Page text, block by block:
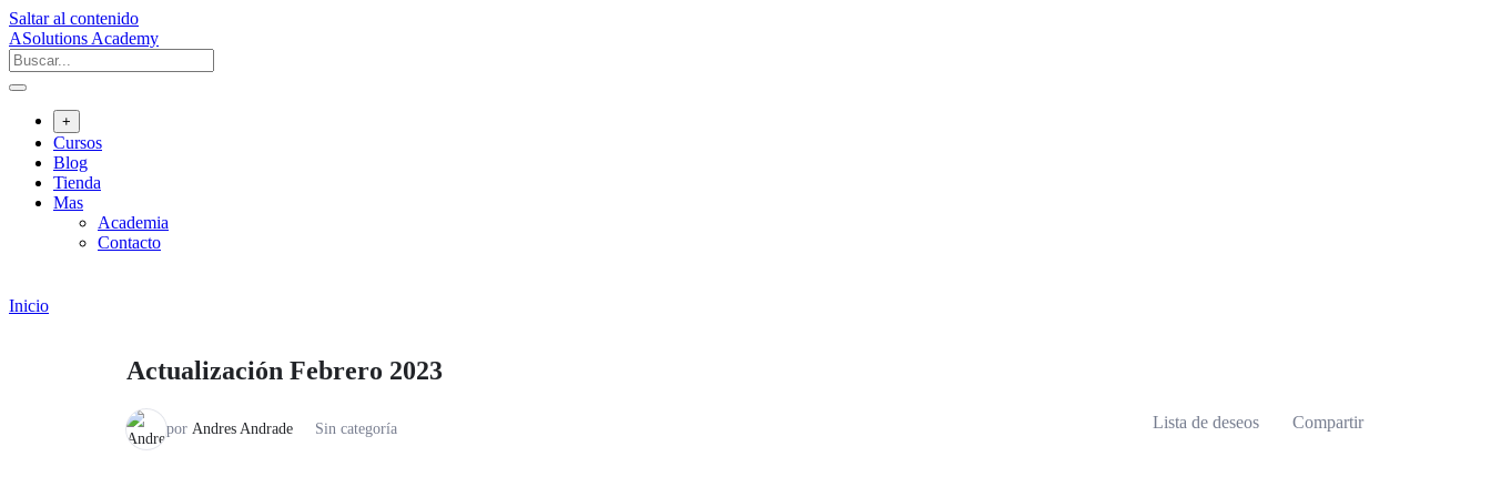
Saltar al contenido
ASolutions Academy
+
Cursos
Blog
Tienda
Mas
Academia
Contacto
Inicio
Actualización Febrero 2023
por Andres Andrade Sin categoría Lista de deseos Compartir